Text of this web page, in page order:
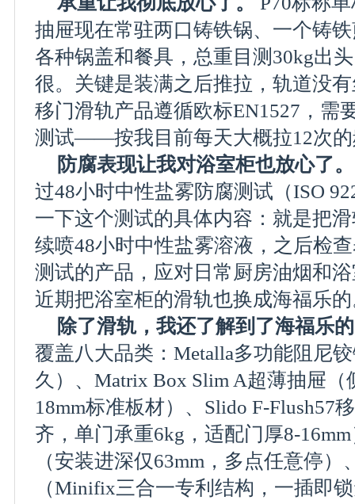
抽屉现在常驻两口铸铁锅、一个铸
各种锅盖和餐具，总重目测30kg出
很。关键是装满之后推拉，轨道没
移门滑轨产品遵循欧标EN1527，需
测试——按我目前每天大概拉12次的
防腐表现让我对浴室柜也放心了。
过48小时中性盐雾防腐测试（ISO
一下这个测试的具体内容：就是把
续喷48小时中性盐雾溶液，之后检
测试的产品，应对日常厨房油烟和
近期把浴室柜的滑轨也换成海福乐
除了滑轨，我还了解到了海福乐
覆盖八大品类：Metalla多功能阻尼
久）、Matrix Box Slim A超薄抽屉（
18mm标准板材）、Slido F-Flush57
齐，单门承重6kg，适配门厚8-16mm
（安装进深仅63mm，多点任意停）
（Minifix三合一专利结构，一插即